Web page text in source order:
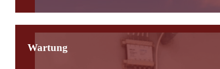
Wartung